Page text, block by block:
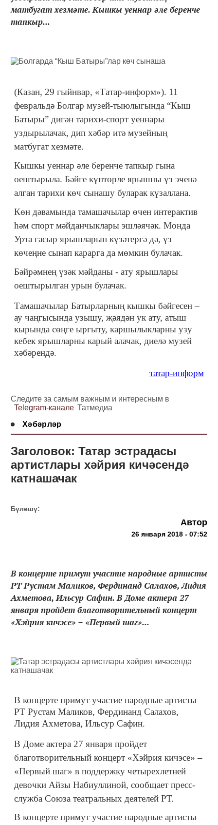
матбугат хезмәте. Кышкы уеннар әле беренче
тапкыр...
(Казан, 29 гыйнвар, «Татар-информ»). 11
февральдә Болгар музей-тыюлыгында “Кыш
Батыры” дигән тарихи-спорт уеннары
уздырылачак, дип хәбәр итә музейның
матбугат хезмәте.
Кышкы уеннар әле беренче тапкыр гына
оештырыла. Бәйге күптөрле ярышны үз эченә
алган тарихи көч сынашу буларак күзаллана.
Көн дәвамында тамашачылар өчен интерактив
һәм спорт мәйданчыклары эшләячәк. Монда
Урта гасыр ярышларын күзәтергә дә, үз
көчеңне сынап карарга да мөмкин булачак.
Бәйрәмнең үзәк мәйданы - ату ярышлары
оештырылган урын булачак.
Тамашачылар Батырларның кышкы бәйгесен –
ау чаңгысында узышу, җәядән ук ату, атыш
кырында сөңге ыргыту, каршылыкларны узу
кебек ярышларны карый алачак, диелә музей
хәбәрендә.
татар-информ
Следите за самым важным и интересным в
Telegram-канале Татмедиа
Хәбәрләр
Заголовок: Татар эстрадасы
артистлары хәйрия кичәсендә
катнашачак
Бүлешү:
Автор
26 января 2018 - 07:52
В концерте примут участие народные артисты
РТ Рустам Маликов, Фердинанд Салахов, Лидия
Ахметова, Ильсур Сафин. В Доме актера 27
января пройдет благотворительный концерт
«Хэйрия кичэсе» – «Первый шаг»...
В концерте примут участие народные артисты
РТ Рустам Маликов, Фердинанд Салахов,
Лидия Ахметова, Ильсур Сафин.
В Доме актера 27 января пройдет
благотворительный концерт «Хэйрия кичэсе» –
«Первый шаг» в поддержку четырехлетней
девочки Айзы Набиуллиной, сообщает пресс-
служба Союза театральных деятелей РТ.
В концерте примут участие народные артисты